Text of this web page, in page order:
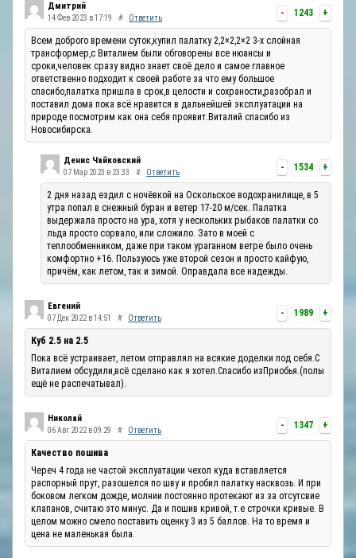
- 1243 +
Дмитрий
14 Фев 2023 в 17:19 # Ответить
Всем доброго времени суток,купил палатку 2,2×2,2×2 3-х слойная
трансформер,с Виталием были обговорены все нюансы и
сроки,человек сразу видно знает своё дело и самое главное
ответственно подходит к своей работе за что ему большое
спасибо,палатка пришла в срок,в целости и сохраности,разобрал и
поставил дома пока всё нравится в дальнейшей эксплуатации на
природе посмотрим как она себя проявит.Виталий спасибо из
Новосибирска.
- 1534 +
Денис Чайковский
07 Мар 2023 в 23:33 # Ответить
2 дня назад ездил с ночёвкой на Оскольское водохранилище, в 5
утра попал в снежный буран и ветер 17-20 м/сек. Палатка
выдержала просто на ура, хотя у нескольких рыбаков палатки со
льда просто сорвало, или сложило. Зато в моей с
теплообменником, даже при таком ураганном ветре было очень
комфортно +16. Пользуюсь уже второй сезон и просто кайфую,
причём, как летом, так и зимой. Оправдала все надежды.
- 1989 +
Евгений
07 Дек 2022 в 14:51 # Ответить
Куб 2.5 на 2.5
Пока всё устраивает, летом отправлял на всякие доделки под себя.С
Виталием обсудили,всё сделано как я хотел.Спасибо изПриобья.(полы
ещё не распечатывал).
- 1347 +
Николай
06 Авг 2022 в 09:29 # Ответить
Качество пошива
Череч 4 года не частой эксплуатации чехол куда вставляется
распорный прут, разошелся по шву и пробил палатку насквозь. И при
боковом легком дожде, молнии постоянно протекают из за отсутсвие
клапанов, считаю это минус. Да и пошив кривой, т.е строчки кривые. В
целом можно смело поставить оценку 3 из 5 баллов. На то время и
цена не маленькая была.